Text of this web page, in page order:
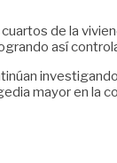
de la
así
mayor en la